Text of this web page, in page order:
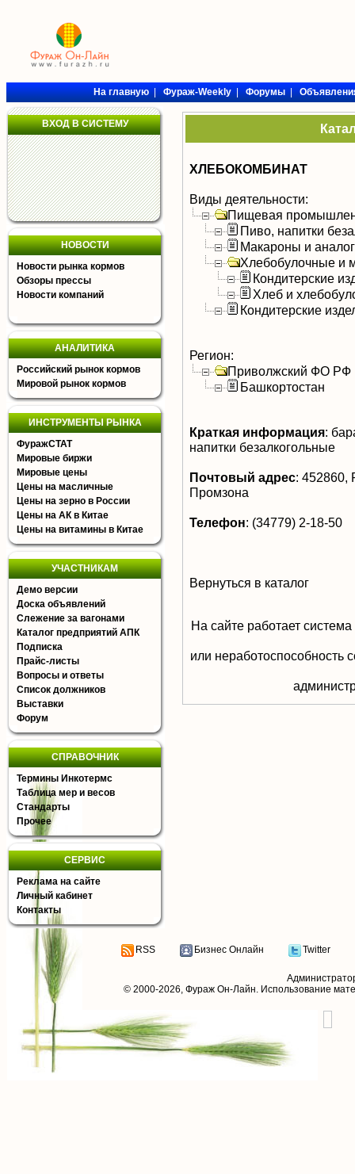
На главную|Фураж-Weekly|Форумы|
ВХОД В СИСТЕМУ
НОВОСТИ
Новости рынка кормов
Обзоры прессы
Новости компаний
АНАЛИТИКА
Российский рынок кормов
Мировой рынок кормов
ИНСТРУМЕНТЫ РЫНКА
ФуражСТАТ
Мировые биржи
Мировые цены
Цены на масличные
Цены на зерно в России
Цены на АК в Китае
Цены на витамины в Китае
УЧАСТНИКАМ
Демо версии
Доска объявлений
Слежение за вагонами
Каталог предприятий АПК
Подписка
Прайс-листы
Вопросы и ответы
Список должников
Выставки
Форум
СПРАВОЧНИК
Термины Инкотермс
Таблица мер и весов
Стандарты
Прочее
СЕРВИС
Реклама на сайте
Личный кабинет
Контакты
ХЛЕБОКОМБИНАТ
Виды деятельности:
Пищевая
Пиво, напитки
Макароны и
Хлебобулочные и
Кондитерские
Хлеб и
Кондитерские
Регион:
Приволжский ФО РФ
Башкортостан
Краткая информация:
напитки безалкогольные
Почтовый адрес: 452860,
Промзона
Телефон: (34779) 2-18-50
Вернуться в каталог
На сайте работает
или неработоспособность
RSS Бизнес Онлайн Twitter
© 2000-2026, Фураж Он-Лайн. Использование